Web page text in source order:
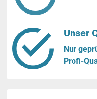
Unser
Nur
Profi-